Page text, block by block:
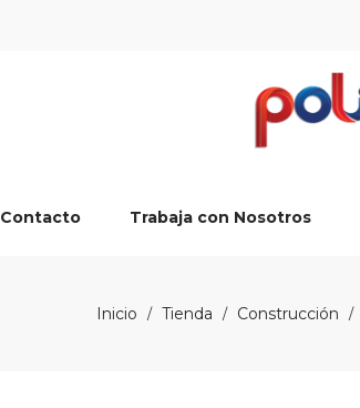
Contacto Trabaja con Nosotros
Inicio / Tienda / Construcción /